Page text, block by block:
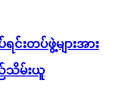
င်းတပ်ဖွဲ့များအား
သိမ်းယူ